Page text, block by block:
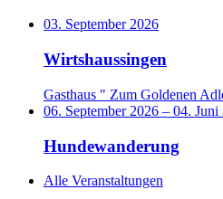
03. September 2026
Wirtshaussingen
Gasthaus " Zum Goldenen
06. September 2026 – 04. Juni
Hundewanderung
Alle Veranstaltungen